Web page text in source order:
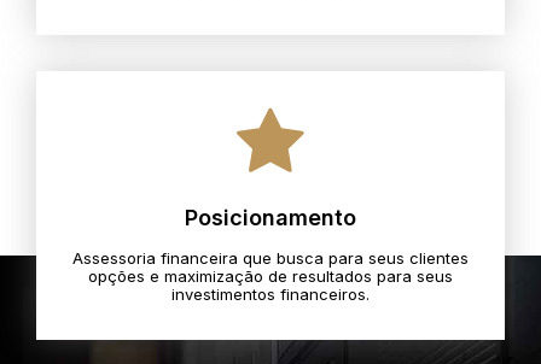
Posicionamento
Assessoria financeira que busca para seus clientes
opções e maximização de resultados para seus
investimentos financeiros.